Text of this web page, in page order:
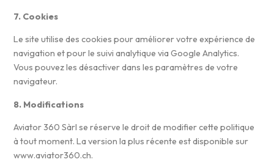
7. Cookies
Le site utilise des cookies pour améliorer votre expérience de
navigation et pour le suivi analytique via Google Analytics.
Vous pouvez les désactiver dans les paramètres de votre
navigateur.
8. Modifications
Aviator 360 Sàrl se réserve le droit de modifier cette politique
à tout moment. La version la plus récente est disponible sur
www.aviator360.ch.